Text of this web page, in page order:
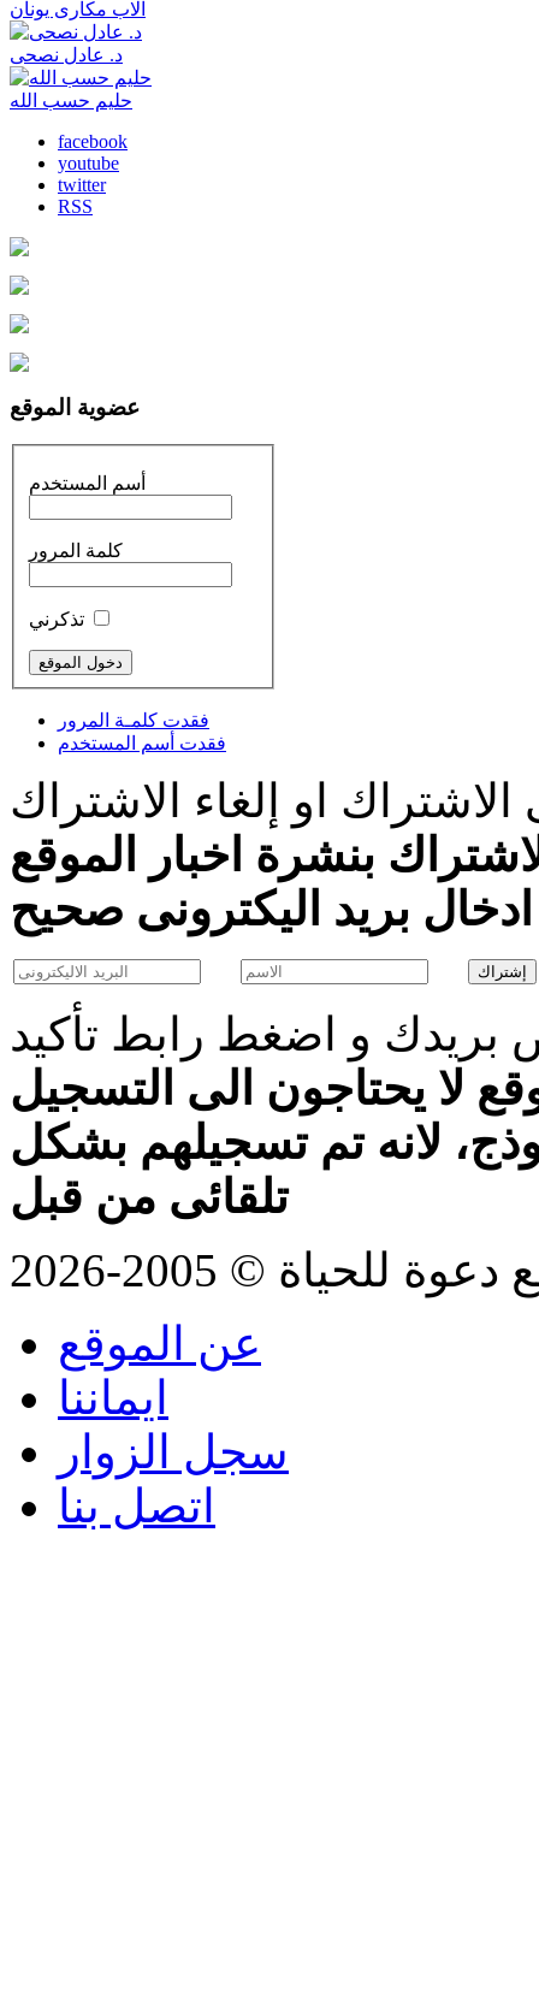
الاب مكارى يونان
د. عادل نصحى
حليم حسب الله
facebook
youtube
twitter
RSS
عضوية الموقع
أسم المستخدم
كلمة المرور
فقدت كلمـة المرور
فقدت أسم المستخدم
او إلغاء الاشتراك
بنشرة اخبار الموقع
و اضغط رابط تأكيد
لا يحتاجون الى التسجيل
لانه تم تسجيلهم بشكل
تلقائى من قبل
© 2005-2026
عن الموقع
ايماننا
سجل الزوار
اتصل بنا